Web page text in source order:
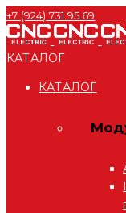
+7 (924) 731 95 69
КАТАЛОГ
КАТАЛОГ